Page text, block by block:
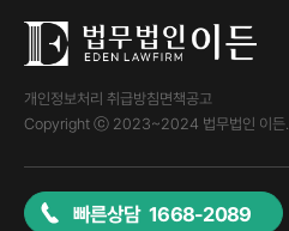
개인정보처리 취급방침면책공고
Copyright ⓒ 2023~2024 법무법인 이든
빠른상담 1668-2089